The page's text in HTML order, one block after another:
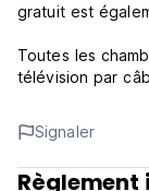
gratuit est
Toutes les
télévision par
en plus d'un
Une réception
des clients. Un
Signaler
Règlement